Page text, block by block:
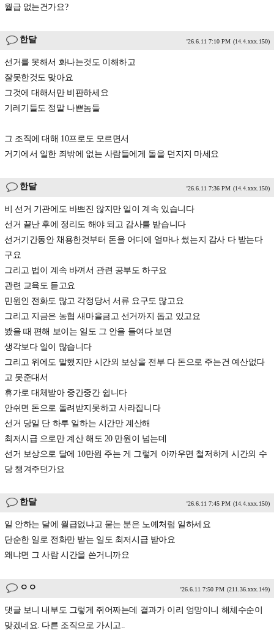
월급 없는건가요?
한달 '26.6.11 7:10 PM (14.4.xxx.150)
선거를 못해서 화나는것도 이해하고
잘못한것도 맞아요
그것에 대해서만 비판하세요
기레기들도 정말 나쁜놈들
그 조직에 대해 10프로도 모르면서
거기에서 일한 죄밖에 없는 사람들에게 돌을 던지지 마세요
한달 '26.6.11 7:36 PM (14.4.xxx.150)
비 선거 기관에도 바쁘진 않지만 일이 계속 있습니다
선거 끝난 후에 정리도 해야 되고 감사를 받습니다
선거기간동안 채용한것부터 돈을 어디에 얼마나 썼는지 감사 다 받는다
구요
그리고 법이 계속 바껴서 관련 공부도 하구요
관련 교육도 듣고요
민원인 전화도 많고 각정당서 서류 요구도 많고요
그리고 지금은 농협 새마을금고 선거까지 돕고 있고요
봤을 때 편해 보이는 일도 그 안을 들여다 보면
생각보다 일이 많습니다
그리고 위에도 말했지만 시간외 보상을 전부 다 돈으로 주는건 예산없다
고 못준대서
휴가로 대체받아 중간중간 쉽니다
안쉬면 돈으로 돌려받지못하고 사라집니다
선거 당일 단 하루 일하는 시간만 계산해
최저시급 으로만 계산 해도 20 만원이 넘는데
선거 보상으로 달에 10만원 주는 게 그렇게 아까우면 철저하게 시간외 수
당 챙겨주던가요
한달 '26.6.11 7:45 PM (14.4.xxx.150)
일 안하는 달에 월급없냐고 묻는 분은 노예처럼 일하세요
단순한 일로 전화만 받는 일도 최저시급 받아요
왜냐면 그 사람 시간을 쓴거니까요
ㅇㅇ '26.6.11 7:50 PM (211.36.xxx.149)
댓글 보니 내부도 그렇게 쥐어짜는데 결과가 이리 엉망이니 해체수순이
맞겠네요. 다른 조직으로 가시고..